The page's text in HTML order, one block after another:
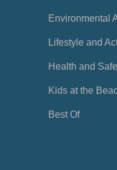
Environmental
Lifestyle and
Health and
Kids at the
Best Of